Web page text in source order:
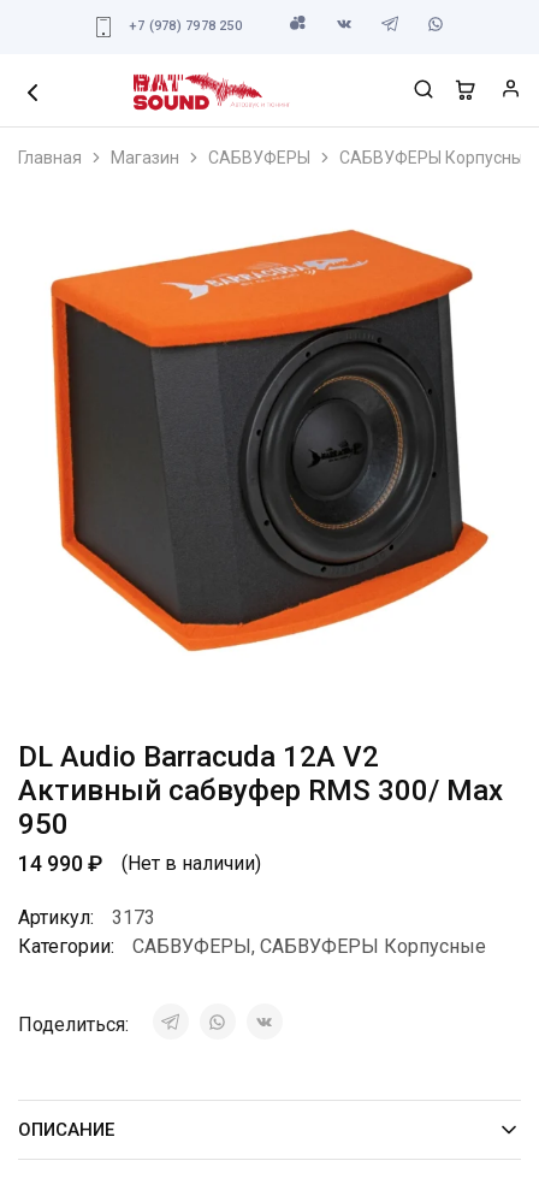
+7 (978) 7978 250
Главная Магазин САБВУФЕРЫ САБВУФЕРЫ Корпусные
DL Audio Barracuda 12A V2
Активный сабвуфер RMS 300/ Max
950
14 990₽ (Нет в наличии)
Артикул:
3173
Категории:
САБВУФЕРЫ, САБВУФЕРЫ Корпусные
Поделиться:
ОПИСАНИЕ